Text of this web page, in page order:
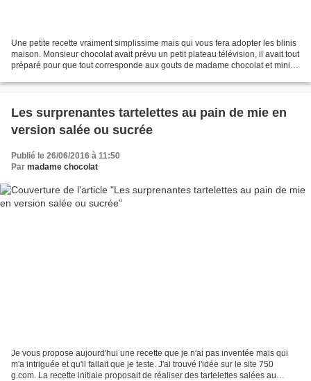
Une petite recette vraiment simplissime mais qui vous fera adopter les blinis
maison. Monsieur chocolat avait prévu un petit plateau télévision, il avait tout
préparé pour que tout corresponde aux gouts de madame chocolat et mini
Les surprenantes tartelettes au pain de mie en
version salée ou sucrée
Publié le 26/06/2016 à 11:50
Par madame chocolat
Je vous propose aujourd'hui une recette que je n'ai pas inventée mais qui
m'a intriguée et qu'il fallait que je teste. J'ai trouvé l'idée sur le site 750
g.com. La recette initiale proposait de réaliser des tartelettes salées au